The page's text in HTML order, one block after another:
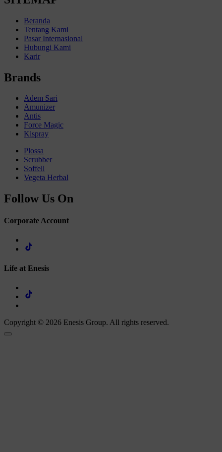
Beranda
Tentang Kami
Pasar Internasional
Hubungi Kami
Karir
Brands
Adem Sari
Amunizer
Antis
Force Magic
Kispray
Plossa
Scrubber
Soffell
Vegeta Herbal
Follow Us On
Corporate Account
Life at Enesis
Copyright © 2026 Enesis Group. All rights reserved.